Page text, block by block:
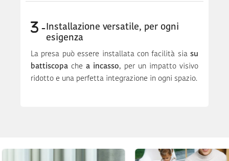
Installazione versatile, per ogni
esigenza
La presa può essere installata con facilità sia su
battiscopa chea incasso, per un impatto visivo
ridotto e una perfetta integrazione in ogni spazio.